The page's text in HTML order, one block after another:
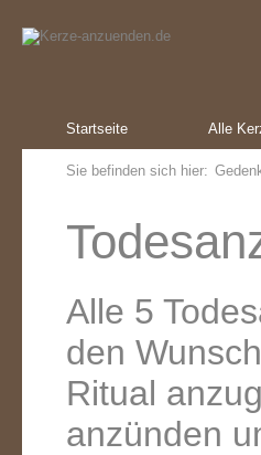
Startseite Alle
Sie befinden sich hier:
Alle 5
den
Ritual
anzünden